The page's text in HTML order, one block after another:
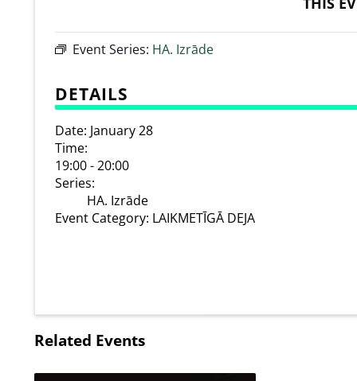
Event Series: HA. Izrāde
DETAILS
Date: January 28
Time:
19:00 - 20:00
Series:
HA. Izrāde
Event Category: LAIKMETĪGĀ DEJA
Related Events